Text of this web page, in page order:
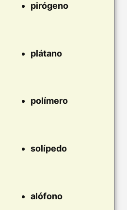
pirógeno
plátano
polímero
solípedo
alófono